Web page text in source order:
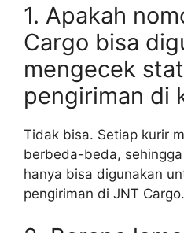
1. Apakah
Cargo bisa
mengecek
pengiriman di
Tidak bisa. Setiap kurir
berbeda-beda,
hanya bisa digunakan
pengiriman di JNT Cargo.